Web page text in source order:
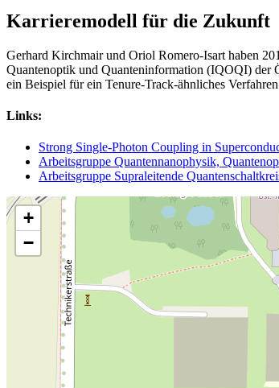
Karrieremodell für die Zukunft
Gerhard Kirchmair und Oriol Romero-Isart haben
Quantenoptik und Quanteninformation (IQOQI) der
ein Beispiel für ein Tenure-Track-ähnliches
Links:
Strong Single-Photon Coupling in
Arbeitsgruppe Quantennanophysik,
Arbeitsgruppe Supraleitende
+
−